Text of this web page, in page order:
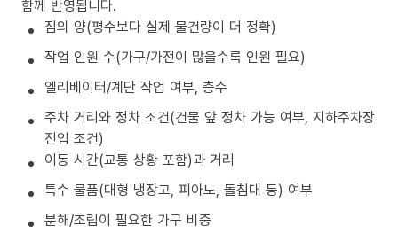
함께 반영됩니다.
짐의 양(평수보다 실제 물건량이 더 정확)
작업 인원 수(가구/가전이 많을수록 인원 필요)
엘리베이터/계단 작업 여부, 층수
주차 거리와 정차 조건(건물 앞 정차 가능 여부, 지하주차장
진입 조건)
이동 시간(교통 상황 포함)과 거리
특수 물품(대형 냉장고, 피아노, 돌침대 등) 여부
분해/조립이 필요한 가구 비중